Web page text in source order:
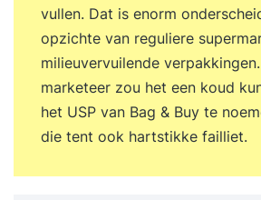
vullen. Dat is enorm
opzichte van reguliere
milieuvervuilende
marketeer zou het een koud
het USP van Bag & Buy te
die tent ook hartstikke failliet.